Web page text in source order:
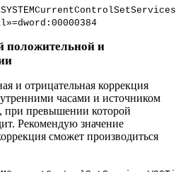
положительной и
и отрицательная коррекция
часами и источником
при превышении которой
Рекомендую значение
сможет производиться